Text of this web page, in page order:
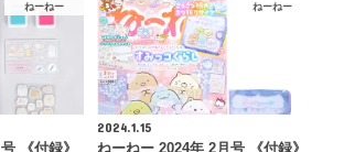
ねーねー ねーねー
2024.1.15